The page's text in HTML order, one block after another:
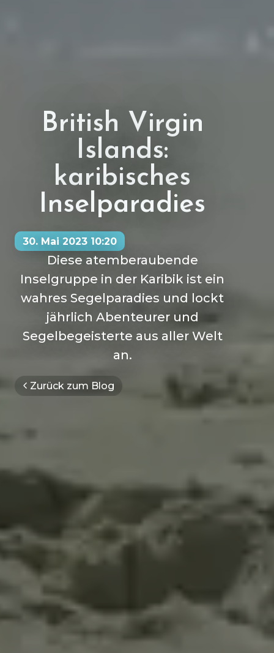
British Virgin
Islands:
karibisches
Inselparadies
30. Mai 2023 10:20
Diese atemberaubende
Inselgruppe in der Karibik ist ein
wahres Segelparadies und lockt
jährlich Abenteurer und
Segelbegeisterte aus aller Welt
an.
Zurück zum Blog